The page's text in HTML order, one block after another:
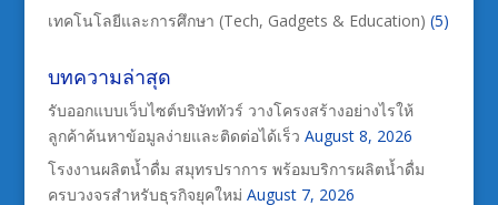
เทคโนโลยีและการศึกษา (Tech, Gadgets & Education) (5)
บทความล่าสุด
รับออกแบบเว็บไซต์บริษัททัวร์ วางโครงสร้างอย่างไรให้
ลูกค้าค้นหาข้อมูลง่ายและติดต่อได้เร็ว August 8, 2026
โรงงานผลิตน้ำดื่ม สมุทรปราการ พร้อมบริการผลิตน้ำดื่ม
ครบวงจรสำหรับธุรกิจยุคใหม่ August 7, 2026